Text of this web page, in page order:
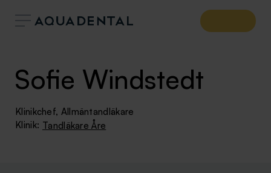
Sofie Windstedt
Klinikchef, Allmäntandläkare
Klinik: Tandläkare Åre